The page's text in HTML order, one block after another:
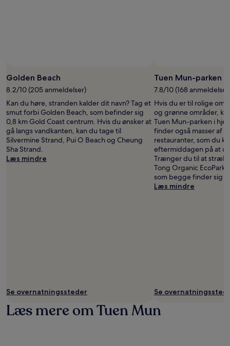
Golden Beach
8.2/10 (205 anmeldelser)
Kan du høre, stranden kalder dit navn? Tag et
smut forbi Golden Beach, som befinder sig
0,8 km Gold Coast centrum. Hvis du ønsker at
gå langs vandkanten, kan du tage til
Silvermine Strand, Pui O Beach og Cheung
Sha Strand.
Læs mindre
Se overnatningssteder
Tuen Mun-parken
7.8/10 (168
Hvis du er til rolige
og grønne områder,
Tuen Mun-parken i
finder også masser af
restauranter, som du
eftermiddagen på at
Trænger du til at
Tong Organic EcoPark
som begge finder sig i
Læs mindre
Se
Læs mere om Tuen Mun